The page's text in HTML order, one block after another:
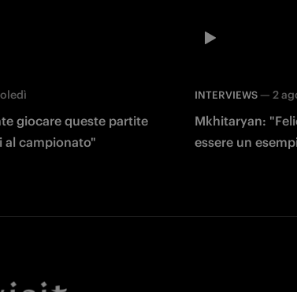
giocare queste partite
al campionato"
INTERVIEWS— 2
Mkhitaryan:
essere un